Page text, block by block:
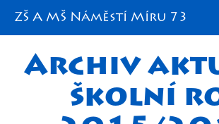
ZŠ A MŠ Náměstí Míru 73
Archiv
školní